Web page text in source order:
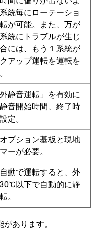
統毎にローテーショ
が可能。また、万が
統にトラブルが生じ
には、もう１系統が
アップ運転を運転を
外静音運転」を有効に
音開始時間、終了時
定。
プション基板と現地
ーが必要。
動で運転すると、外
以下で自動的に静
。
あります。